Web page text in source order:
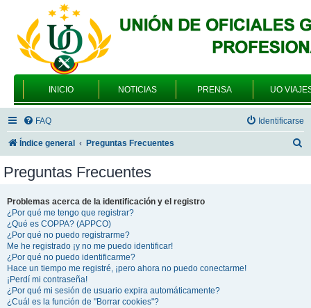
INICIO NOTICIAS PRENSA UO
FAQ Identificarse
Índice general Preguntas Frecuentes
Preguntas Frecuentes
Problemas acerca de la identificación y el registro
¿Por qué me tengo que registrar?
¿Qué es COPPA? (APPCO)
¿Por qué no puedo registrarme?
Me he registrado ¡y no me puedo identificar!
¿Por qué no puedo identificarme?
Hace un tiempo me registré, ¡pero ahora no puedo conectarme!
¡Perdí mi contraseña!
¿Por qué mi sesión de usuario expira automáticamente?
¿Cuál es la función de "Borrar cookies"?